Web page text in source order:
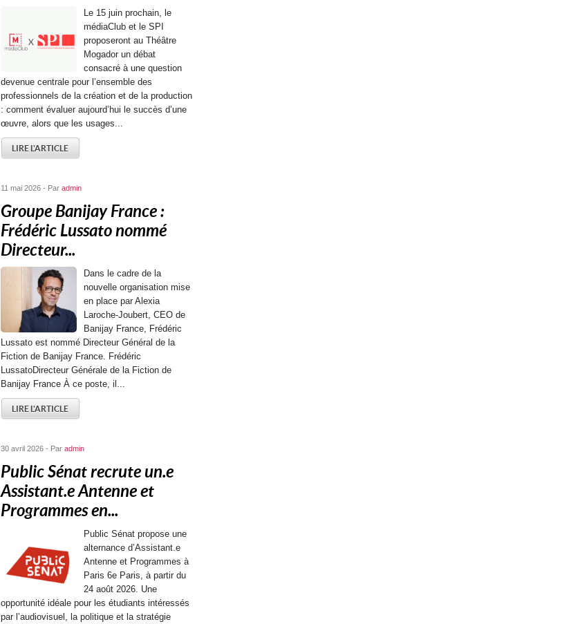
Le 15 juin prochain, le
médiaClub et le SPI
proposeront au Théâtre
Mogador un débat
consacré à une question
devenue centrale pour l’ensemble des
professionnels de la création et de la production
: comment évaluer aujourd’hui le succès d’une
œuvre, alors que les usages...
LIRE L'ARTICLE
11 mai 2026 - Par admin
Groupe Banijay France :
Frédéric Lussato nommé
Directeur...
Dans le cadre de la
nouvelle organisation mise
en place par Alexia
Laroche-Joubert, CEO de
Banijay France, Frédéric
Lussato est nommé Directeur Général de la
Fiction de Banijay France. Frédéric
LussatoDirecteur Générale de la Fiction de
Banijay France À ce poste, il...
LIRE L'ARTICLE
30 avril 2026 - Par admin
Public Sénat recrute un.e
Assistant.e Antenne et
Programmes en...
Public Sénat propose une
alternance d’Assistant.e
Antenne et Programmes à
Paris 6e Paris, à partir du
24 août 2026. Une
opportunité idéale pour les étudiants intéressés
par l’audiovisuel, la politique et la stratégie